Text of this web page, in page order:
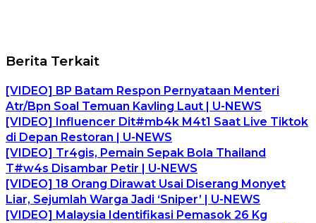
Berita Terkait
[VIDEO] BP Batam Respon Pernyataan Menteri
Atr/Bpn Soal Temuan Kavling Laut | U-NEWS
[VIDEO] Influencer Dit#mb4k M4t1 Saat Live Tiktok
di Depan Restoran | U-NEWS
[VIDEO] Tr4gis, Pemain Sepak Bola Thailand
T#w4s Disambar Petir | U-NEWS
[VIDEO] 18 Orang Dirawat Usai Diserang Monyet
Liar, Sejumlah Warga Jadi ‘Sniper’ | U-NEWS
[VIDEO] Malaysia Identifikasi Pemasok 26 Kg